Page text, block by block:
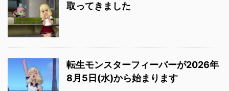
取ってきました
転生モンスターフィーバーが2026年
8月5日(水)から始まります